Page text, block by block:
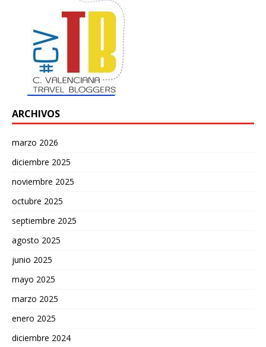
ARCHIVOS
marzo 2026
diciembre 2025
noviembre 2025
octubre 2025
septiembre 2025
agosto 2025
junio 2025
mayo 2025
marzo 2025
enero 2025
diciembre 2024